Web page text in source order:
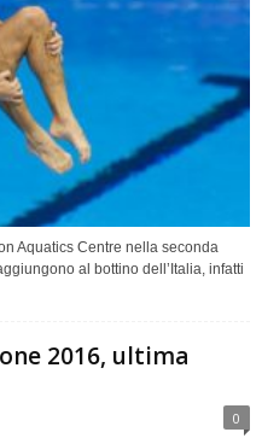
Aquatics Centre nella seconda
al bottino dell’Italia, infatti
2016, ultima
0